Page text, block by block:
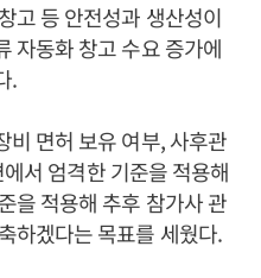
고 등 안전성과 생산성이
자동화 창고 수요 증가에
.
비 면허 보유 여부, 사후관
서 엄격한 기준을 적용해
을 적용해 추후 참가사 관
하겠다는 목표를 세웠다.